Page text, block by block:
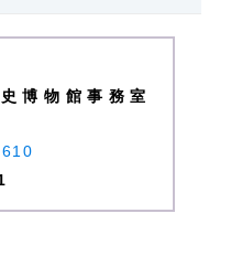
博物館事務室